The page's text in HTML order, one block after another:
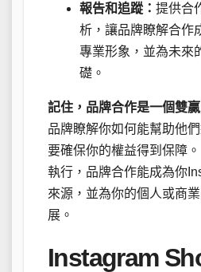
報告和追蹤： 提供合
析，讓品牌瞭解合作
專業形象，並為未來
礎。
記住，品牌合作是一個雙
品牌瞭解你如何能幫助他
要確保你的權益得到保障
執行，品牌合作能成為你
來源，並為你的個人或商
展。
Instagram